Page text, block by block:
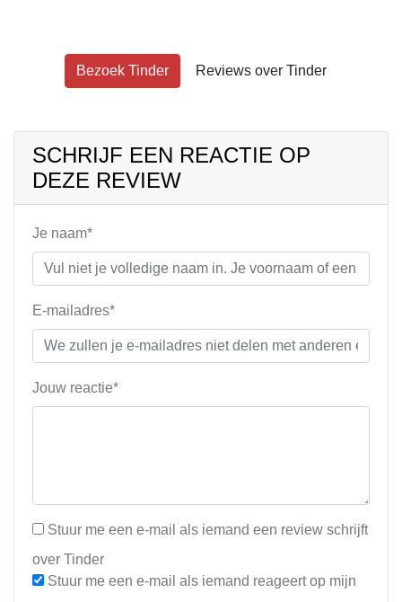
Bezoek Tinder Reviews over Tinder
SCHRIJF EEN REACTIE OP
DEZE REVIEW
Je naam*
E-mailadres*
Jouw reactie*
Stuur me een e-mail als iemand een review schrijft
over Tinder
Stuur me een e-mail als iemand reageert op mijn